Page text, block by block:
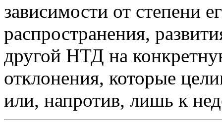
зависимости от степени
распространения,
другой НТД на
отклонения, которые
или, напротив, лишь к